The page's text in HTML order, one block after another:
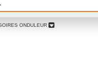
ONDULEUR